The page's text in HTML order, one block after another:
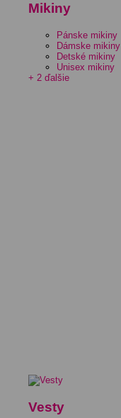
Mikiny
Pánske mikiny
Dámske mikiny
Detské mikiny
Unisex mikiny
+ 2 ďalšie
Vesty